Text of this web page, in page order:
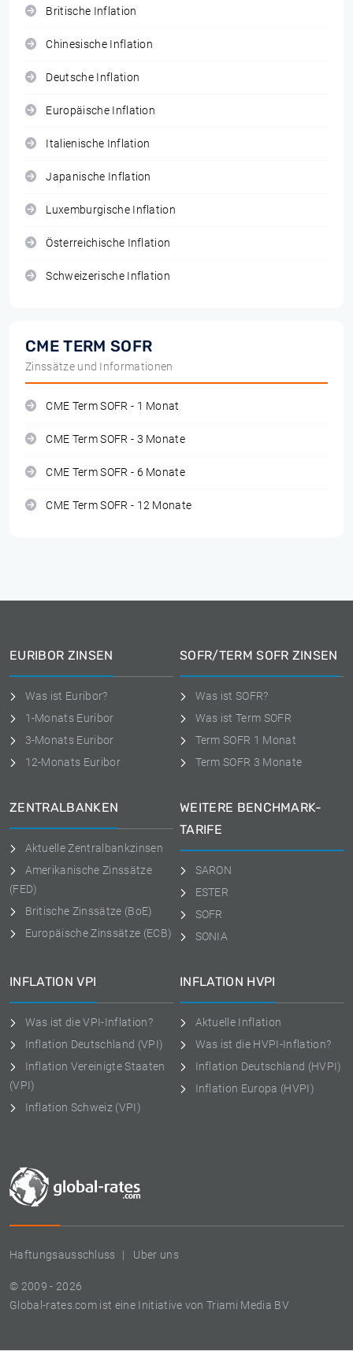
Britische Inflation
Chinesische Inflation
Deutsche Inflation
Europäische Inflation
Italienische Inflation
Japanische Inflation
Luxemburgische Inflation
Österreichische Inflation
Schweizerische Inflation
CME TERM SOFR
Zinssätze und Informationen
CME Term SOFR - 1 Monat
CME Term SOFR - 3 Monate
CME Term SOFR - 6 Monate
CME Term SOFR - 12 Monate
Haftungsausschluss Uber uns
© 2009 - 2026
Global-rates.com ist eine Initiative von Triami Media BV
EURIBOR ZINSEN
Was ist Euribor?
1-Monats Euribor
3-Monats Euribor
12-Monats Euribor
SOFR/TERM SOFR ZINSEN
Was ist SOFR?
Was ist Term SOFR
Term SOFR 1 Monat
Term SOFR 3 Monate
ZENTRALBANKEN
Aktuelle Zentralbankzinsen
Amerikanische Zinssätze
(FED)
Britische Zinssätze (BoE)
Europäische Zinssätze (ECB)
WEITERE BENCHMARK-
TARIFE
SARON
ESTER
SOFR
SONIA
INFLATION VPI
Was ist die VPI-Inflation?
Inflation Deutschland (VPI)
Inflation Vereinigte Staaten
(VPI)
Inflation Schweiz (VPI)
INFLATION HVPI
Aktuelle Inflation
Was ist die HVPI-Inflation?
Inflation Deutschland (HVPI)
Inflation Europa (HVPI)